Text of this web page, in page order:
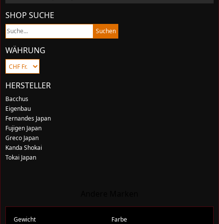
SHOP SUCHE
WÄHRUNG
HERSTELLER
Bacchus
Eigenbau
Fernandes Japan
Fujigen Japan
Greco Japan
Kanda Shokai
Tokai Japan
Gewicht Farbe